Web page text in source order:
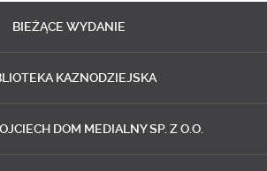
BIEŻĄCE WYDANIE
KAZNODZIEJSKA
DOM MEDIALNY SP. Z O.O.